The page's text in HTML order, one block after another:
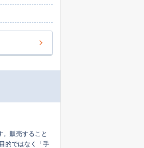
。販売すること
的ではなく「手